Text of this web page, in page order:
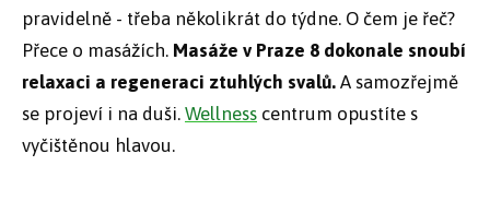
pravidelně - třeba několikrát do týdne. O čem je řeč?
Přece o masážích. Masáže v Praze 8 dokonale snoubí
relaxaci a regeneraci ztuhlých svalů. A samozřejmě
se projeví i na duši. Wellness centrum opustíte s
vyčištěnou hlavou.